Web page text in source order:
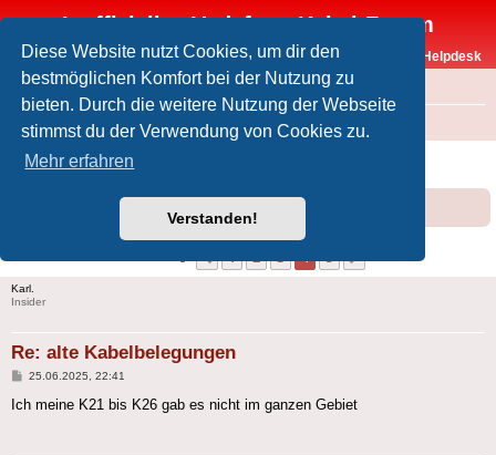
Diese Website nutzt Cookies, um dir den
bestmöglichen Komfort bei der Nutzung zu
bieten. Durch die weitere Nutzung der Webseite
stimmst du der Verwendung von Cookies zu.
Mehr erfahren
Verstanden!
Inoffizielles Vodafone-Kabel-Forum
Vodafone-Kabel-Helpdesk
FAQ
Foren-Übersicht Offtopic
alte Kabelbelegungen
Vorherige
1 2 3 4 5 Nächste
Karl.
Insider
Re: alte Kabelbelegungen
Beitrag
25.06.2025, 22:41
Ich meine K21 bis K26 gab es nicht im ganzen Gebiet